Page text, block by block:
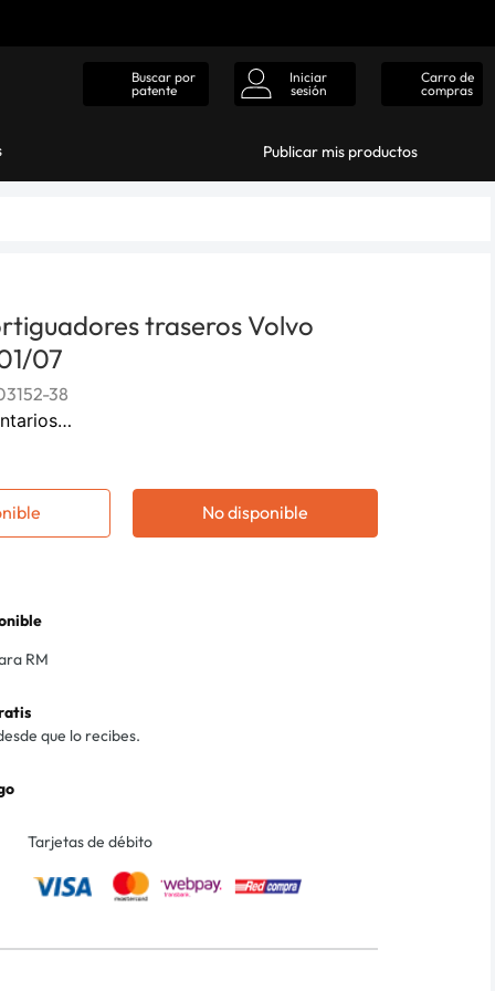
Buscar por
patente
Iniciar
sesión
Carro de
compras
Publicar mis productos
traseros Volvo
07
38
No disponible
RM
que lo recibes.
Tarjetas de débito